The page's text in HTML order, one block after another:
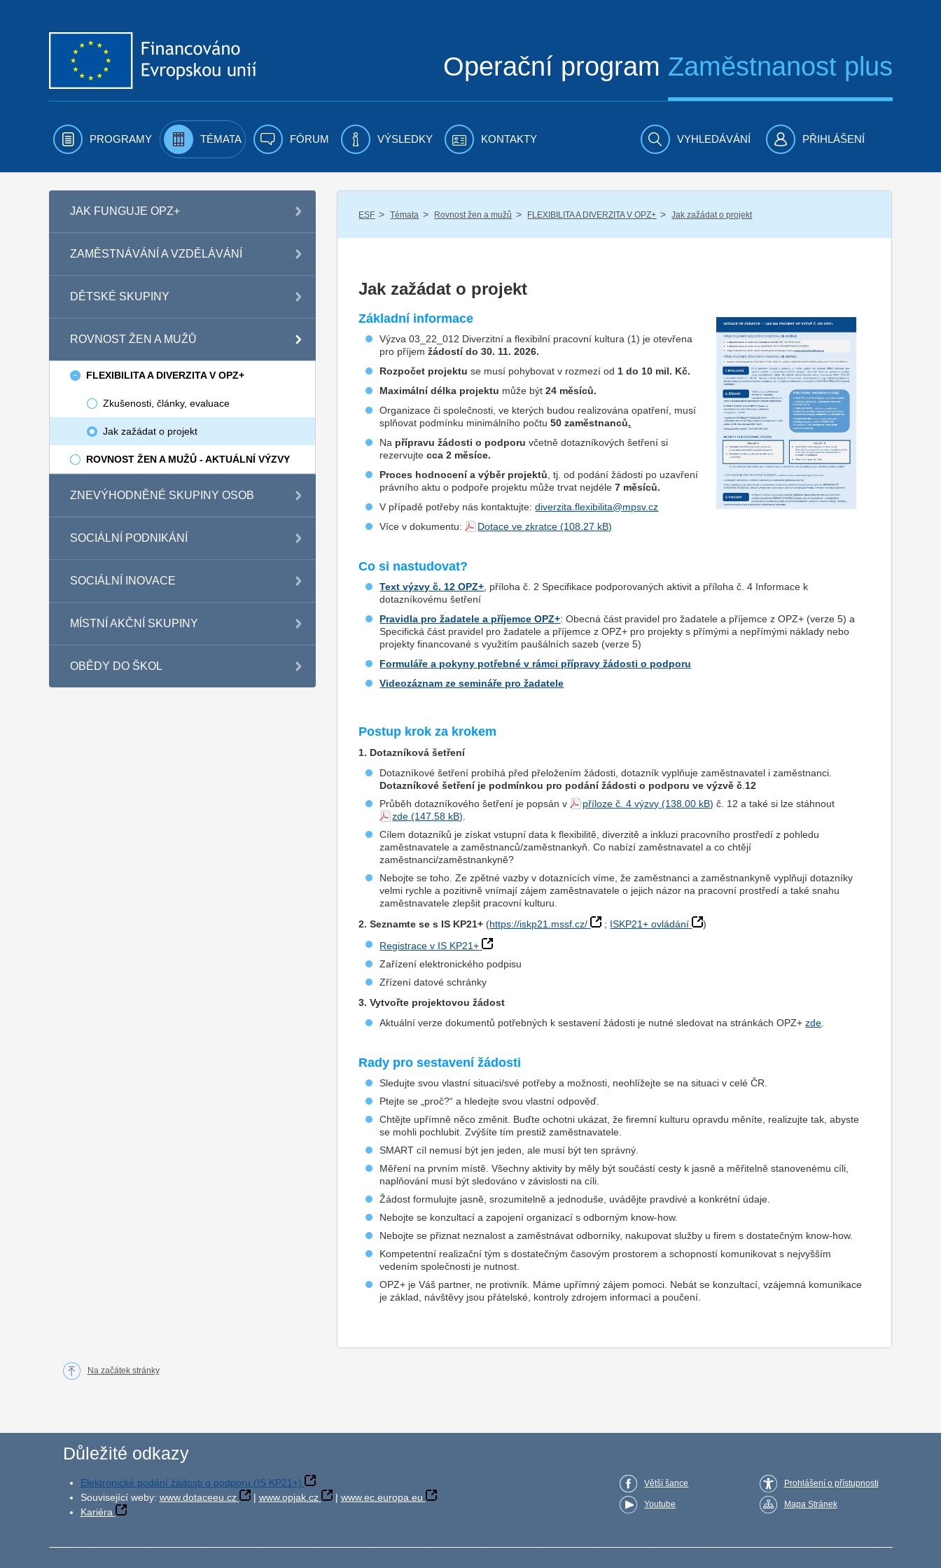
Operační program Zaměstnanost plus
PROGRAMY TÉMATA FÓRUM VÝSLEDKY KONTAKTY VYHLEDÁVÁNÍ PŘIHLÁŠENÍ
JAK FUNGUJE OPZ+
ZAMĚSTNÁVÁNÍ A VZDĚLÁVÁNÍ
DĚTSKÉ SKUPINY
ROVNOST ŽEN A MUŽŮ
FLEXIBILITA A DIVERZITA V OPZ+
Zkušenosti, články, evaluace
Jak zažádat o projekt
ROVNOST ŽEN A MUŽŮ - AKTUÁLNÍ VÝZVY
ZNEVÝHODNĚNÉ SKUPINY OSOB
SOCIÁLNÍ PODNIKÁNÍ
SOCIÁLNÍ INOVACE
MÍSTNÍ AKČNÍ SKUPINY
OBĚDY DO ŠKOL
ESF / Témata / Rovnost žen a mužů / FLEXIBILITA A DIVERZITA V OPZ+ / Jak zažádat o projekt
Jak zažádat o projekt
Základní informace
Výzva 03_22_012 Diverzitní a flexibilní pracovní kultura (1) je otevřena
pro příjemžádostí do 30. 11. 2026.
Rozpočet projektu se musí pohybovat v rozmezí od 1 do 10 mil. Kč.
Maximální délka projektu může být 24 měsíců.
Organizace či společnosti, ve kterých budou realizována opatření, musí
splňovat podmínku minimálního počtu 50 zaměstnanců.
Na přípravu žádosti o podporu včetně dotazníkových šetření si
rezervujte cca 2 měsíce.
Proces hodnocení a výběr projektů , tj. od podání žádosti po uzavření
právního aktu o podpoře projektu může trvat nejdéle 7 měsíců.
V případě potřeby nás kontaktujte:diverzita.flexibilita@mpsv.cz
Více v dokumentu:
Dotace ve zkratce
Co si nastudovat?
Text výzvy č. 12 OPZ+ , příloha č. 2 Specifikace podporovaných aktivit a příloha č. 4 Informace k
dotazníkovému šetření
Pravidla pro žadatele a příjemce OPZ+: Obecná část pravidel pro žadatele a příjemce z OPZ+ (verze 5) a
Specifická část pravidel pro žadatele a příjemce z OPZ+ pro projekty s přímými a nepřímými náklady nebo
projekty financované s využitím paušálních sazeb (verze 5)
Formuláře a pokyny potřebné v rámci přípravy žádosti o podporu
Videozáznam ze semináře pro žadatele
Postup krok za krokem
1. Dotazníková šetření
Dotazníkové šetření probíhá před přeložením žádosti, dotazník vyplňuje zaměstnavatel i zaměstnanci.
Dotazníkové šetření je podmínkou pro podání žádosti o podporu ve výzvě č 12
Průběh dotazníkového šetření je popsán v
příloze č. 4 výzvy
č. 12 a také si lze stáhnout
zde
Cílem dotazníků je získat vstupní data k flexibilitě, diverzitě a inkluzi pracovního prostředí z pohledu
zaměstnavatele a zaměstnanců/zaměstnankyň. Co nabízí zaměstnavatel a co chtějí
zaměstnanci/zaměstnankyně?
Nebojte se toho. Ze zpětné vazby v dotaznících víme, že zaměstnanci a zaměstnankyně vyplňují dotazníky
velmi rychle a pozitivně vnímají zájem zaměstnavatele o jejich názor na pracovní prostředí a také snahu
zaměstnavatele zlepšit pracovní kulturu.
2. Seznamte se s IS KP21+ (https://iskp21.mssf.cz/ ; ISKP21+ ovládání
)
Registrace v IS KP21+
Zařízení elektronického podpisu
Zřízení datové schránky
3. Vytvořte projektovou žádost
Aktuální verze dokumentů potřebných k sestavení žádosti je nutné sledovat na stránkách OPZ+zde
Rady pro sestavení žádosti
Sledujte svou vlastní situaci/své potřeby a možnosti, neohlížejte se na situaci v celé ČR.
Ptejte se „proč?“ a hledejte svou vlastní odpověď.
Chtějte upřímně něco změnit. Buďte ochotni ukázat, že firemní kulturu opravdu měníte, realizujte tak, abyste
se mohli pochlubit. Zvýšíte tím prestiž zaměstnavatele.
SMART cíl nemusí být jen jeden, ale musí být ten správný.
Měření na prvním místě. Všechny aktivity by měly být součástí cesty k jasně a měřitelně stanovenému cíli,
naplňování musí být sledováno v závislosti na cíli.
Žádost formulujte jasně, srozumitelně a jednoduše, uvádějte pravdivé a konkrétní údaje.
Nebojte se konzultací a zapojení organizací s odborným know-how.
Nebojte se přiznat neznalost a zaměstnávat odborníky, nakupovat služby u firem s dostatečným know-how.
Kompetentní realizační tým s dostatečným časovým prostorem a schopností komunikovat s nejvyšším
vedením společnosti je nutnost.
OPZ+ je Váš partner, ne protivník. Máme upřímný zájem pomoci. Nebát se konzultací, vzájemná komunikace
je základ, návštěvy jsou přátelské, kontroly zdrojem informací a poučení.
Na začátek stránky
Důležité odkazy
Elektronické podání žádosti o podporu (IS KP21+)
Související weby: www.dotaceeu.cz | www.opjak.cz | www.ec.europa.eu
Kariéra
Větší šance
Youtube
Prohlášení o přístupnosti
Mapa Stránek